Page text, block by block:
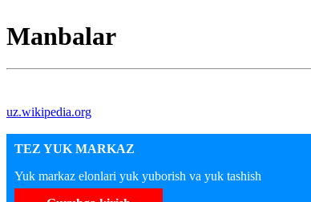
Manbalar
uz.wikipedia.org
TEZ YUK MARKAZ
Yuk markaz elonlari yuk yuborish va yuk tashish